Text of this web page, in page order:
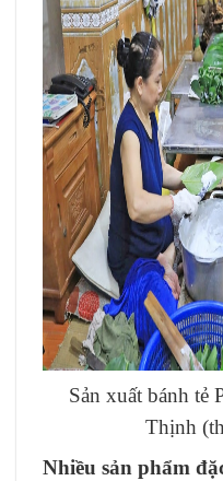
Sản xuất bánh tẻ
Thịnh
Nhiều sản phẩm